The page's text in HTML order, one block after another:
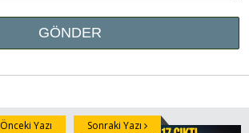
Önceki Yazı Sonraki Yazı